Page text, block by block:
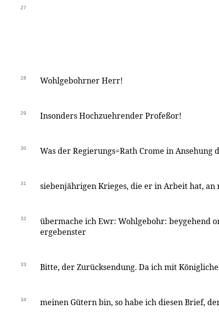
27
28 Wohlgebohrner Herr!
29 Insonders Hochzuehrender Profeßor!
30 Was der Regierungs=Rath Crome in Ansehung
31 siebenjährigen Krieges, die er in Arbeit hat, an
32
übermache ich Ewr: Wohlgebohr: beygehend
ergebenster
33 Bitte, der Zurücksendung. Da ich mit
34 meinen Gütern bin, so habe ich diesen Brief,